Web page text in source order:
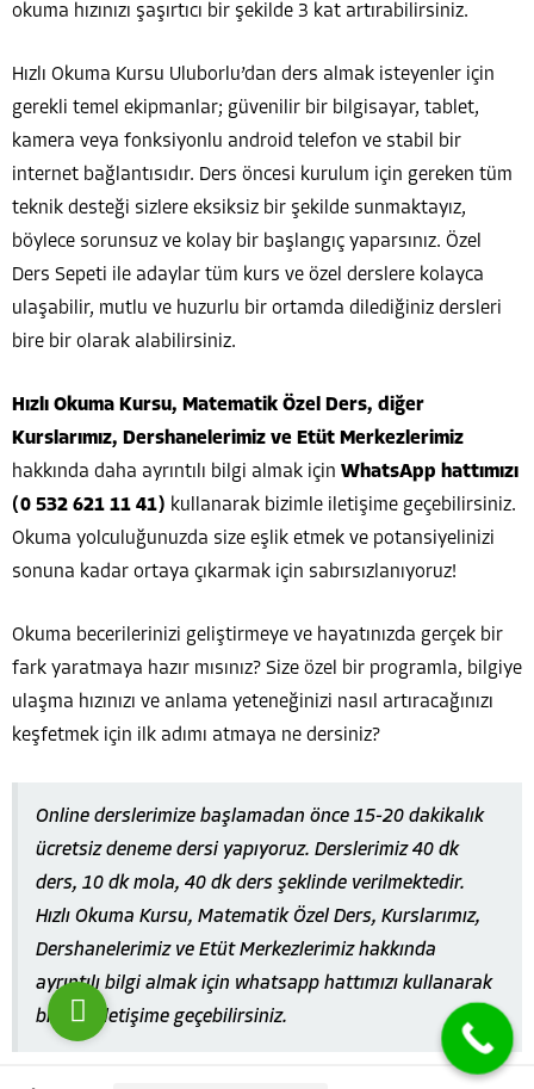
okuma hızınızı şaşırtıcı bir şekilde 3 kat artırabilirsiniz.
Hızlı Okuma Kursu Uluborlu’dan ders almak isteyenler için
gerekli temel ekipmanlar; güvenilir bir bilgisayar, tablet,
kamera veya fonksiyonlu android telefon ve stabil bir
internet bağlantısıdır. Ders öncesi kurulum için gereken tüm
teknik desteği sizlere eksiksiz bir şekilde sunmaktayız,
böylece sorunsuz ve kolay bir başlangıç yaparsınız. Özel
Ders Sepeti ile adaylar tüm kurs ve özel derslere kolayca
ulaşabilir, mutlu ve huzurlu bir ortamda dilediğiniz dersleri
bire bir olarak alabilirsiniz.
Hızlı Okuma Kursu, Matematik Özel Ders, diğer
Kurslarımız, Dershanelerimiz ve Etüt Merkezlerimiz
hakkında daha ayrıntılı bilgi almak için WhatsApp hattımızı
(0 532 621 11 41) kullanarak bizimle iletişime geçebilirsiniz.
Okuma yolculuğunuzda size eşlik etmek ve potansiyelinizi
sonuna kadar ortaya çıkarmak için sabırsızlanıyoruz!
Okuma becerilerinizi geliştirmeye ve hayatınızda gerçek bir
fark yaratmaya hazır mısınız? Size özel bir programla, bilgiye
ulaşma hızınızı ve anlama yeteneğinizi nasıl artıracağınızı
keşfetmek için ilk adımı atmaya ne dersiniz?
Online derslerimize başlamadan önce 15-20 dakikalık
ücretsiz deneme dersi yapıyoruz. Derslerimiz 40 dk
ders, 10 dk mola, 40 dk ders şeklinde verilmektedir.
Hızlı Okuma Kursu, Matematik Özel Ders, Kurslarımız,
Dershanelerimiz ve Etüt Merkezlerimiz hakkında
ayrıntılı bilgi almak için whatsapp hattımızı kullanarak
bizimle iletişime geçebilirsiniz.
Özel Ders Sepeti